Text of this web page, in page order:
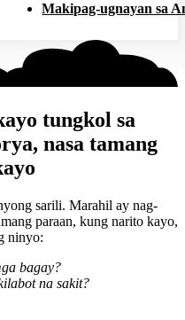
Makipag-ugnayan sa
tungkol sa
nasa tamang
sarili. Marahil ay nag-
paraan, kung narito kayo,
ninyo:
bagay?
na sakit?